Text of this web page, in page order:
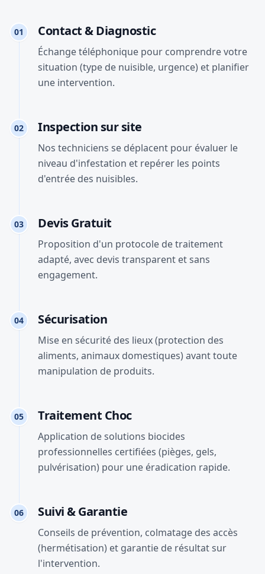
01 Contact & Diagnostic
Échange téléphonique pour comprendre votre
situation (type de nuisible, urgence) et planifier
une intervention.
02 Inspection sur site
Nos techniciens se déplacent pour évaluer le
niveau d'infestation et repérer les points
d'entrée des nuisibles.
03 Devis Gratuit
Proposition d'un protocole de traitement
adapté, avec devis transparent et sans
engagement.
04 Sécurisation
Mise en sécurité des lieux (protection des
aliments, animaux domestiques) avant toute
manipulation de produits.
05 Traitement Choc
Application de solutions biocides
professionnelles certifiées (pièges, gels,
pulvérisation) pour une éradication rapide.
06 Suivi & Garantie
Conseils de prévention, colmatage des accès
(hermétisation) et garantie de résultat sur
l'intervention.